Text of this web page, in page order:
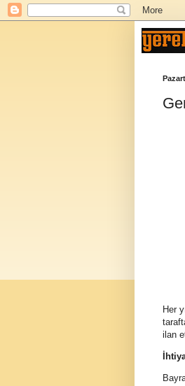
Her
ilan